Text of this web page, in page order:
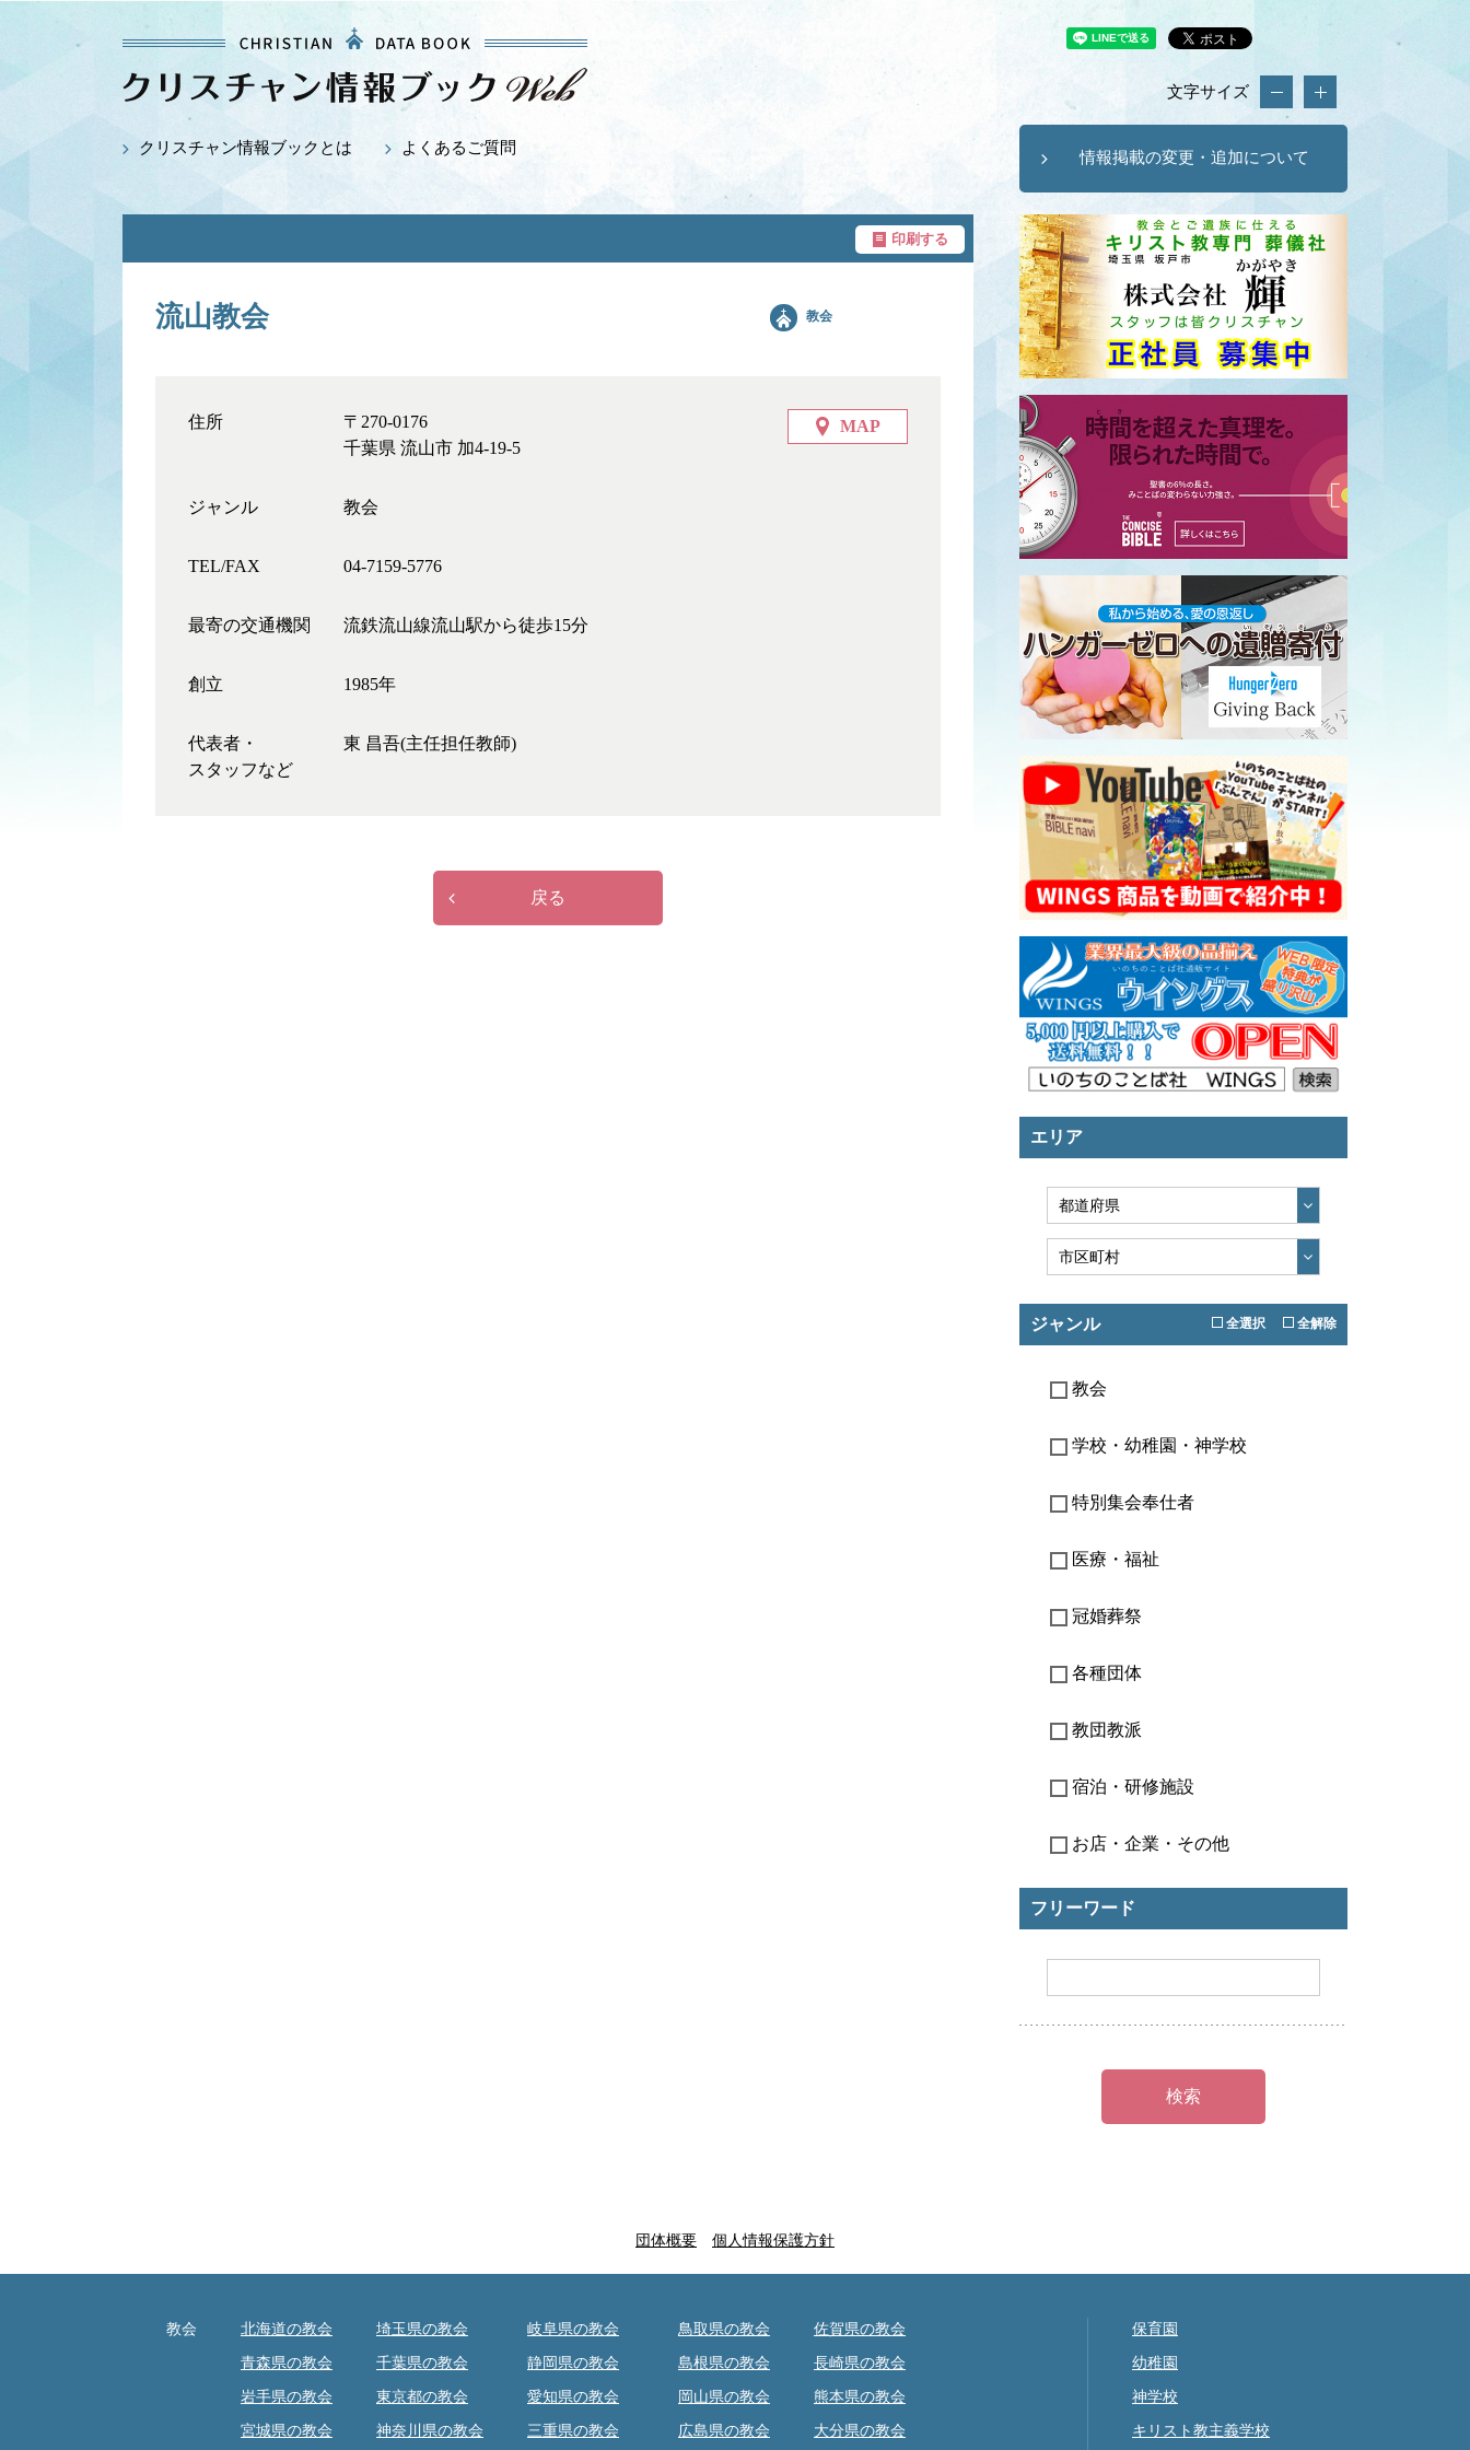
文字サイズ
情報掲載の変更・追加について
クリスチャン情報ブックとは よくあるご質問
印刷する
教会
流山教会
住所 MAP
〒270-0176
千葉県 流山市 加4-19-5
ジャンル 教会
TEL/FAX 04-7159-5776
最寄の交通機関 流鉄流山線流山駅から徒歩15分
創立 1985年
代表者・
スタッフなど
東 昌吾(主任担任教師)
戻る
エリア
ジャンル 全選択 全解除
教会
学校・幼稚園・神学校
特別集会奉仕者
医療・福祉
冠婚葬祭
各種団体
教団教派
宿泊・研修施設
お店・企業・その他
フリーワード
団体概要 個人情報保護方針
教会 北海道の教会
青森県の教会
岩手県の教会
宮城県の教会
埼玉県の教会
千葉県の教会
東京都の教会
神奈川県の教会
岐阜県の教会
静岡県の教会
愛知県の教会
三重県の教会
鳥取県の教会
島根県の教会
岡山県の教会
広島県の教会
佐賀県の教会
長崎県の教会
熊本県の教会
大分県の教会
保育園
幼稚園
神学校
キリスト教主義学校